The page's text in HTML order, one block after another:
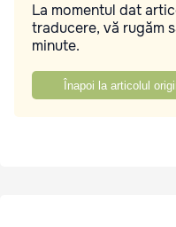
La momentul dat
traducere, vă rugăm
minute.
Înapoi la articolul